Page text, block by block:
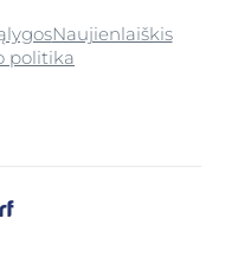
Naujienlaiškis
politika